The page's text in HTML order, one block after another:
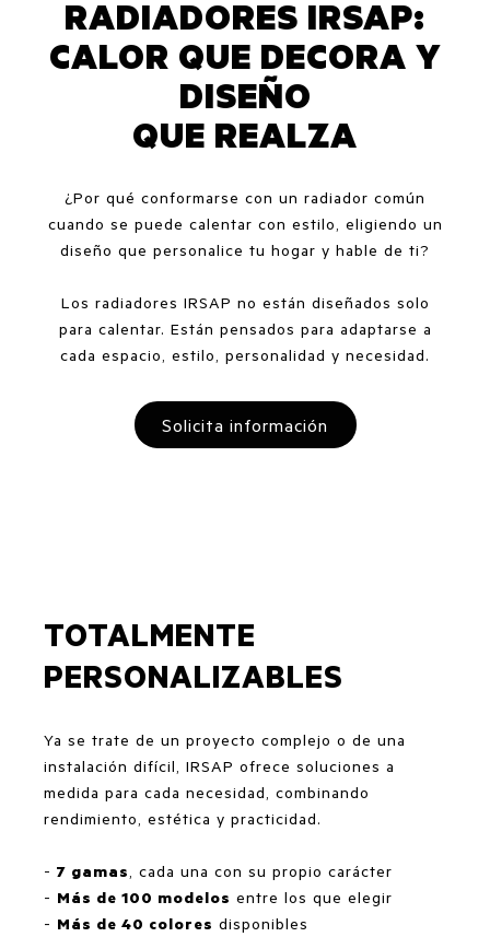
RADIADORES IRSAP:
CALOR QUE DECORA Y
DISEÑO
QUE REALZA
¿Por qué conformarse con un radiador común
cuando se puede calentar con estilo, eligiendo un
diseño que personalice tu hogar y hable de ti?
Los radiadores IRSAP no están diseñados solo
para calentar. Están pensados para adaptarse a
cada espacio, estilo, personalidad y necesidad.
Solicita información
TOTALMENTE
PERSONALIZABLES
Ya se trate de un proyecto complejo o de una
instalación difícil, IRSAP ofrece soluciones a
medida para cada necesidad, combinando
rendimiento, estética y practicidad.
- 7 gamas , cada una con su propio carácter
- Más de 100 modelos entre los que elegir
- Más de 40 colores disponibles